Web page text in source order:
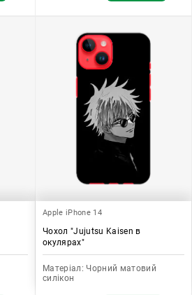
Apple iPhone 14
Чохол "Jujutsu Kaisen в
окулярах"
Матеріал: Чорний матовий
силікон